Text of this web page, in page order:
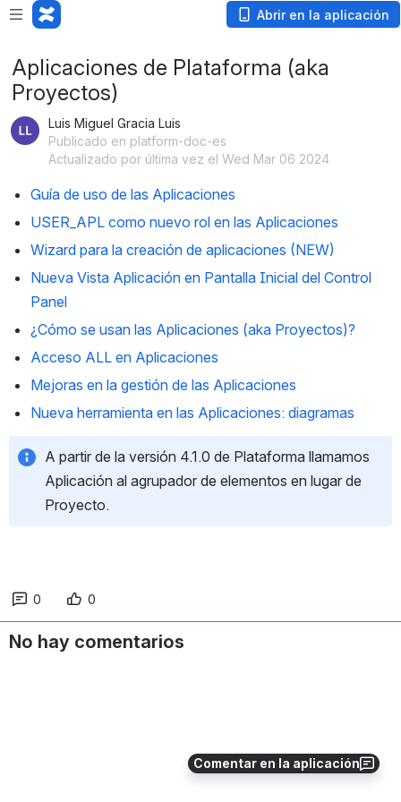
Abrir en la aplicación
Comentar en la aplicación
Aplicaciones de Plataforma (aka
Proyectos)
Luis Miguel Gracia Luis
Publicado en platform-doc-es
Actualizado por última vez el Wed Mar 06 2024
Guía de uso de las Aplicaciones
USER_APL como nuevo rol en las Aplicaciones
Wizard para la creación de aplicaciones (NEW)
Nueva Vista Aplicación en Pantalla Inicial del Control
Panel
¿Cómo se usan las Aplicaciones (aka Proyectos)?
Acceso ALL en Aplicaciones
Mejoras en la gestión de las Aplicaciones
Nueva herramienta en las Aplicaciones: diagramas
A partir de la versión 4.1.0 de Plataforma llamamos
Aplicación al agrupador de elementos en lugar de
Proyecto.
0 0
No hay comentarios